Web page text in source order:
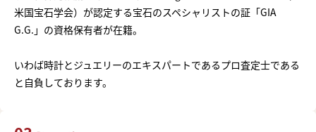
米国宝石学会）が認定する宝石のスペシャリストの証「GIA
G.G.」の資格保有者が在籍。
いわば時計とジュエリーのエキスパートであるプロ査定士である
と自負しております。